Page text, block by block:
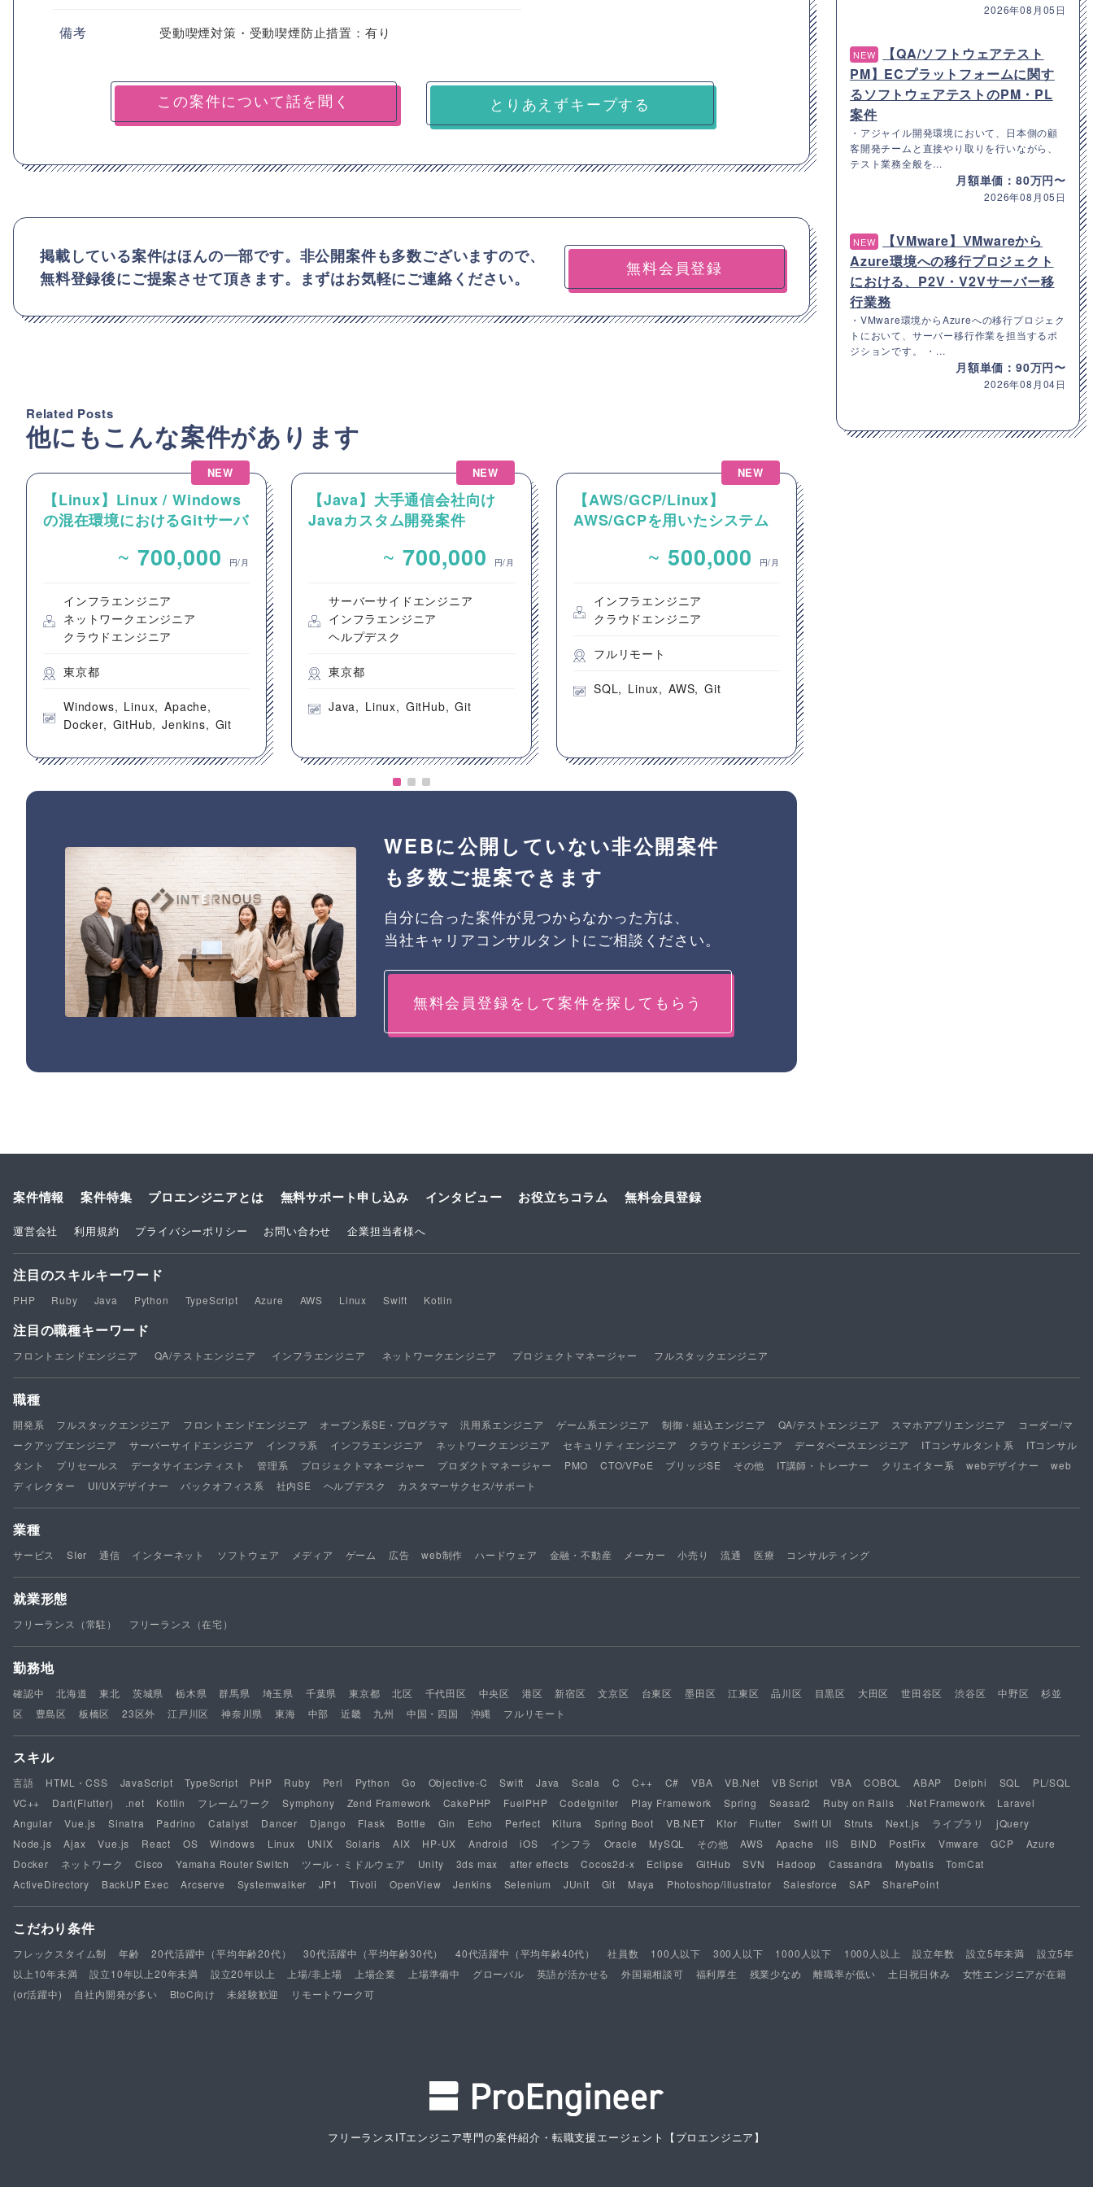
備考 受動喫煙対策・受動喫煙防止措置：有り
とりあえずキープする
掲載している案件はほんの一部です。非公開案件も多数ございますので、
無料登録後にご提案させて頂きます。まずはお気軽にご連絡ください。
無料会員登録
Related Posts
他にもこんな案件があります
NEW
【Linux】Linux / Windows
の混在環境におけるGitサーバ
~ 700,000 円/月
インフラエンジニア
ネットワークエンジニア
クラウドエンジニア
東京都
Windows Linux
Apache
Docker
GitHub Jenkins Git
NEW
【Java】大手通信会社向け
Javaカスタム開発案件
~ 700,000 円/月
サーバーサイドエンジニア
インフラエンジニア
ヘルプデスク
東京都
Java Linux GitHub Git
NEW
【AWS/GCP/Linux】
AWS/GCPを用いたシステム
~ 500,000 円/月
インフラエンジニア
クラウドエンジニア
フルリモート
SQL Linux AWS Git
WEBに公開していない非公開案件
も多数ご提案できます
自分に合った案件が見つからなかった方は、
当社キャリアコンサルタントにご相談ください。
無料会員登録をして案件を探してもらう
2026年08月05日
NEW
【QA/ソフトウェアテスト
PM】ECプラットフォームに関す
るソフトウェアテストのPM・PL
案件
・アジャイル開発環境において、日本側の顧
客開発チームと直接やり取りを行いながら、
テスト業務全般を...
月額単価：80万円〜
2026年08月05日
NEW
【VMware】VMwareから
Azure環境への移行プロジェクト
における、P2V・V2Vサーバー移
行業務
・VMware環境からAzureへの移行プロジェク
トにおいて、サーバー移行作業を担当するポ
ジションです。 ・...
月額単価：90万円〜
2026年08月04日
案件情報 案件特集 プロエンジニアとは 無料サポート申し込み インタビュー お役立ちコラム 無料会員登録
運営会社 利用規約 プライバシーポリシー お問い合わせ 企業担当者様へ
注目のスキルキーワード
PHP Ruby Java Python TypeScript Azure AWS Linux Swift Kotlin
注目の職種キーワード
フロントエンドエンジニア QA/テストエンジニア インフラエンジニア ネットワークエンジニア プロジェクトマネージャー フルスタックエンジニア
職種
開発系 フルスタックエンジニア フロントエンドエンジニア オープン系SE・プログラマ 汎用系エンジニア ゲーム系エンジニア 制御・組込エンジニア QA/テストエンジニア スマホアプリエンジニア
コーダー/マ
ークアップエンジニア
サーバーサイドエンジニア インフラ系 インフラエンジニア ネットワークエンジニア セキュリティエンジニア クラウドエンジニア データベースエンジニア ITコンサルタント系
ITコンサル
タント
プリセールス データサイエンティスト 管理系 プロジェクトマネージャー プロダクトマネージャー PMO CTO/VPoE ブリッジSE その他 IT講師・トレーナー クリエイター系 webデザイナー
web
ディレクター
UI/UXデザイナー バックオフィス系 社内SE ヘルプデスク カスタマーサクセス/サポート
業種
サービス SIer 通信 インターネット ソフトウェア メディア ゲーム 広告 web制作 ハードウェア 金融・不動産 メーカー 小売り 流通 医療 コンサルティング
就業形態
フリーランス（常駐） フリーランス（在宅）
勤務地
確認中 北海道 東北 茨城県 栃木県 群馬県 埼玉県 千葉県 東京都 北区 千代田区 中央区 港区 新宿区 文京区 台東区 墨田区 江東区 品川区 目黒区 大田区 世田谷区 渋谷区 中野区
杉並
区
豊島区 板橋区 23区外 江戸川区 神奈川県 東海 中部 近畿 九州 中国・四国 沖縄 フルリモート
スキル
言語 HTML・CSS JavaScript TypeScript PHP Ruby Perl Python Go Objective-C Swift Java Scala C C++ C# VBA VB.Net VB Script VBA COBOL ABAP Delphi SQL
PL/SQL
VC++
Dart(Flutter) .net Kotlin フレームワーク Symphony Zend Framework CakePHP FuelPHP CodeIgniter Play Framework Spring Seasar2 Ruby on Rails .Net Framework
Laravel
Angular
Vue.js Sinatra Padrino Catalyst Dancer Django Flask Bottle Gin Echo Perfect Kitura Spring Boot VB.NET Ktor Flutter Swift UI Struts Next.js ライブラリ
jQuery
Node.js
Ajax Vue.js React OS Windows Linux UNIX Solaris AIX HP-UX Android iOS インフラ Oracle MySQL その他 AWS Apache IIS BIND PostFix Vmware GCP
Azure
Docker
ネットワーク Cisco Yamaha Router Switch ツール・ミドルウェア Unity 3ds max after effects Cocos2d-x Eclipse GitHub SVN Hadoop Cassandra Mybatis
TomCat
ActiveDirectory
BackUP Exec Arcserve Systemwalker JP1 Tivoli OpenView Jenkins Selenium JUnit Git Maya Photoshop/illustrator Salesforce SAP SharePoint
こだわり条件
フレックスタイム制 年齢 20代活躍中（平均年齢20代） 30代活躍中（平均年齢30代） 40代活躍中（平均年齢40代） 社員数 100人以下 300人以下 1000人以下 1000人以上 設立年数 設立5年未満
設立5年
以上10年未満
設立10年以上20年未満 設立20年以上 上場/非上場 上場企業 上場準備中 グローバル 英語が活かせる 外国籍相談可 福利厚生 残業少なめ 離職率が低い 土日祝日休み
女性エンジニアが在籍
(or活躍中)
自社内開発が多い BtoC向け 未経験歓迎 リモートワーク可
フリーランスITエンジニア専門の案件紹介・転職支援エージェント 【プロエンジニア】